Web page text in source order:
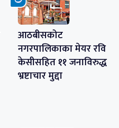
आठबीसकोट
नगरपालिकाका मेयर रवि
केसीसहित ११ जनाविरुद्ध
भ्रष्टाचार मुद्दा